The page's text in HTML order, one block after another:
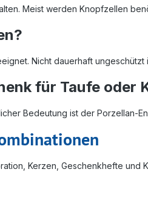
Meist werden Knopfzellen
Nicht dauerhaft ungeschützt
für Taufe oder
Bedeutung ist der
Kerzen, Geschenkhefte und